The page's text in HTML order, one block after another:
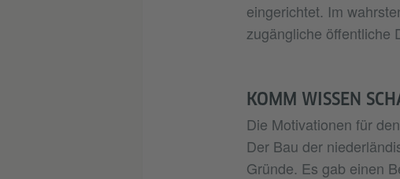
eingerichtet. Im
zugängliche öffentliche
KOMM WISSEN
Die Motivationen für
Der Bau der
Gründe. Es gab einen